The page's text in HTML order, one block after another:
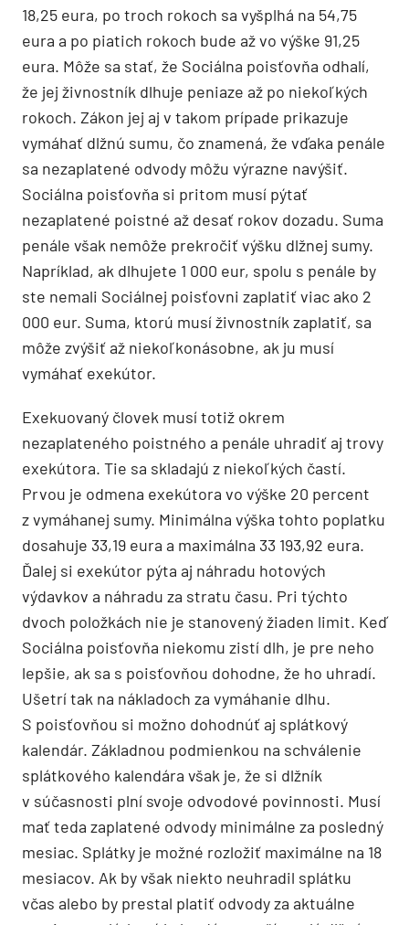
18,25 eura, po troch rokoch sa vyšplhá na 54,75
eura a po piatich rokoch bude až vo výške 91,25
eura. Môže sa stať, že Sociálna poisťovňa odhalí,
že jej živnostník dlhuje peniaze až po niekoľkých
rokoch. Zákon jej aj v takom prípade prikazuje
vymáhať dlžnú sumu, čo znamená, že vďaka penále
sa nezaplatené odvody môžu výrazne navýšiť.
Sociálna poisťovňa si pritom musí pýtať
nezaplatené poistné až desať rokov dozadu. Suma
penále však nemôže prekročiť výšku dlžnej sumy.
Napríklad, ak dlhujete 1 000 eur, spolu s penále by
ste nemali Sociálnej poisťovni zaplatiť viac ako 2
000 eur. Suma, ktorú musí živnostník zaplatiť, sa
môže zvýšiť až niekoľkonásobne, ak ju musí
vymáhať exekútor.
Exekuovaný človek musí totiž okrem
nezaplateného poistného a penále uhradiť aj trovy
exekútora. Tie sa skladajú z niekoľkých častí.
Prvou je odmena exekútora vo výške 20 percent
z vymáhanej sumy. Minimálna výška tohto poplatku
dosahuje 33,19 eura a maximálna 33 193,92 eura.
Ďalej si exekútor pýta aj náhradu hotových
výdavkov a náhradu za stratu času. Pri týchto
dvoch položkách nie je stanovený žiaden limit. Keď
Sociálna poisťovňa niekomu zistí dlh, je pre neho
lepšie, ak sa s poisťovňou dohodne, že ho uhradí.
Ušetrí tak na nákladoch za vymáhanie dlhu.
S poisťovňou si možno dohodnúť aj splátkový
kalendár. Základnou podmienkou na schválenie
splátkového kalendára však je, že si dlžník
v súčasnosti plní svoje odvodové povinnosti. Musí
mať teda zaplatené odvody minimálne za posledný
mesiac. Splátky je možné rozložiť maximálne na 18
mesiacov. Ak by však niekto neuhradil splátku
včas alebo by prestal platiť odvody za aktuálne